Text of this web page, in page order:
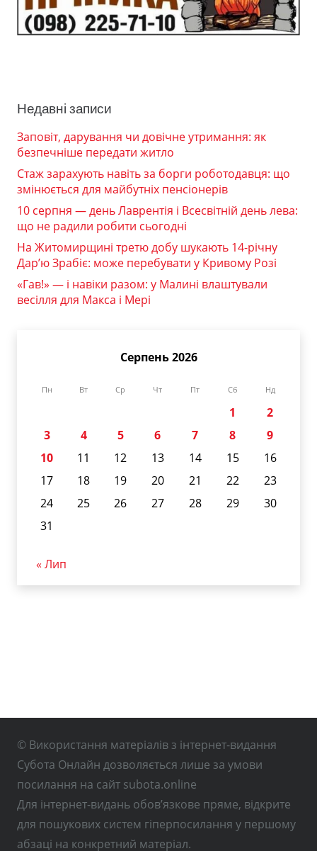
Недавні записи
Заповіт, дарування чи довічне утримання: як
безпечніше передати житло
Стаж зарахують навіть за борги роботодавця: що
змінюється для майбутніх пенсіонерів
10 серпня — день Лаврентія і Всесвітній день лева:
що не радили робити сьогодні
На Житомирщині третю добу шукають 14-річну
Дар’ю Зрабіє: може перебувати у Кривому Розі
«Гав!» — і навіки разом: у Малині влаштували
весілля для Макса і Мері
Серпень 2026
Пн Вт Ср Чт Пт Сб Нд
1
2
3
4 5 6 7 8
9
10
11 12 13 14 15
16
17
18 19 20 21 22
23
24
25 26 27 28 29
30
31
« Лип
© Використання матеріалів з інтернет-видання
Субота Онлайн дозволяється лише за умови
посилання на сайт subota.online
Для інтернет-видань обов’язкове пряме, відкрите
для пошукових систем гіперпосилання у першому
абзаці на конкретний матеріал.